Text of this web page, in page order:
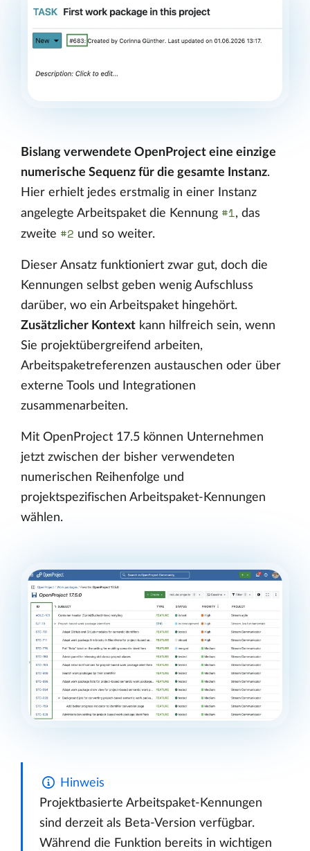
Bislang verwendete OpenProject eine einzige
numerische Sequenz für die gesamte Instanz.
Hier erhielt jedes erstmalig in einer Instanz
angelegte Arbeitspaket die Kennung #1, das
zweite #2 und so weiter.
Dieser Ansatz funktioniert zwar gut, doch die
Kennungen selbst geben wenig Aufschluss
darüber, wo ein Arbeitspaket hingehört.
Zusätzlicher Kontext kann hilfreich sein, wenn
Sie projektübergreifend arbeiten,
Arbeitspaketreferenzen austauschen oder über
externe Tools und Integrationen
zusammenarbeiten.
Mit OpenProject 17.5 können Unternehmen
jetzt zwischen der bisher verwendeten
numerischen Reihenfolge und
projektspezifischen Arbeitspaket-Kennungen
wählen.
Hinweis
Projektbasierte Arbeitspaket-Kennungen
sind derzeit als Beta-Version verfügbar.
Während die Funktion bereits in wichtigen